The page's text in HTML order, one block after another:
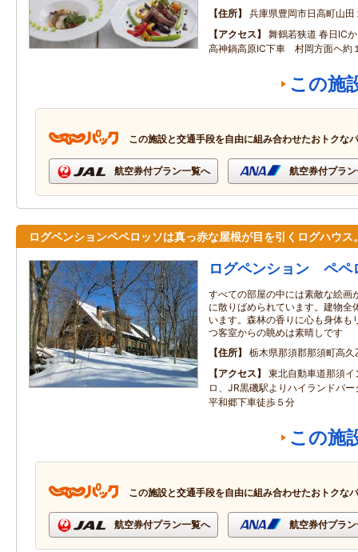
住所
兵庫県豊岡市日高町山田
アクセス
舞鶴若狭道 春日IC
高神鍋高原IC下車 村岡方面ヘ約
この施
この施設と交通手段を自由に組み合わせたおトクな
航空券付プラン一覧へ 航空券付プラ
ログペンションペペロッソは真っ赤な屋根が目を引くログハウス
ログペンション ペペ
すべての部屋の中には素敵な絵画
に散りばめられています。建物全
います。森林の香りに心も身体も
つ客室からの眺めは素晴しです
住所
栃木県那須郡那須町高
アクセス
東北自動車道那須
ロ、JR黒磯駅よりハイランドパ
平和郷下車徒歩５分
この施
この施設と交通手段を自由に組み合わせたおトクな
航空券付プラン一覧へ 航空券付プラ